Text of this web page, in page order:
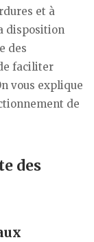
et à
disposition
des
faciliter
vous explique
de
des